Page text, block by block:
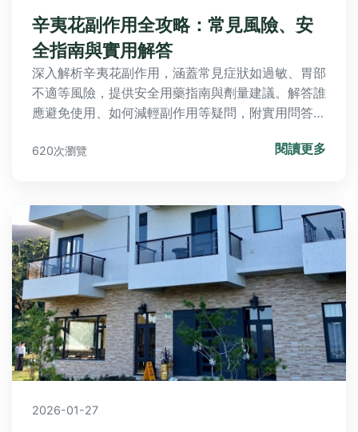
辛夷花副作用全攻略：常見風險、安
全指南與實用解答
深入解析辛夷花副作用，涵蓋常見症狀如過敏、胃部
不適等風險，提供安全用藥指南與劑量建議。解答誰
應避免使用、如何減輕副作用等疑問，附實用問答與
620次瀏覽 閱讀更多
2026-01-27